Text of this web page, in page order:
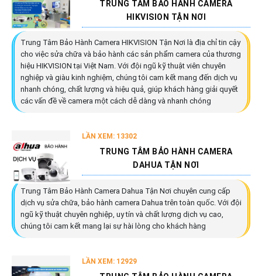
TRUNG TÂM BẢO HÀNH CAMERA
HIKVISION TẬN NƠI
Trung Tâm Bảo Hành Camera HIKVISION Tận Nơi là địa chỉ tin cậy
cho việc sửa chữa và bảo hành các sản phẩm camera của thương
hiệu HIKVISION tại Việt Nam. Với đội ngũ kỹ thuật viên chuyên
nghiệp và giàu kinh nghiệm, chúng tôi cam kết mang đến dịch vụ
nhanh chóng, chất lượng và hiệu quả, giúp khách hàng giải quyết
các vấn đề về camera một cách dễ dàng và nhanh chóng
LẦN XEM: 13302
TRUNG TÂM BẢO HÀNH CAMERA
DAHUA TẬN NƠI
Trung Tâm Bảo Hành Camera Dahua Tận Nơi chuyên cung cấp
dịch vụ sửa chữa, bảo hành camera Dahua trên toàn quốc. Với đội
ngũ kỹ thuật chuyên nghiệp, uy tín và chất lượng dịch vụ cao,
chúng tôi cam kết mang lại sự hài lòng cho khách hàng
LẦN XEM: 12929